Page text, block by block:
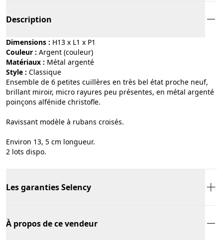
Description
Dimensions : H13 x L1 x P1
Couleur :
argent (couleur)
Matériaux :
métal argenté
Style :
classique
Ensemble de 6 petites cuillères en très bel état proche neuf,
brillant miroir, micro rayures peu présentes, en métal argenté
poinçons alfénide christofle.
Ravissant modèle à rubans croisés.
Environ 13, 5 cm longueur.
2 lots dispo.
Les garanties Selency
À propos de ce vendeur